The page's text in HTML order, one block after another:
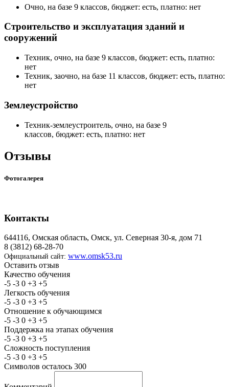
Очно, на базе 9 классов, бюджет: есть, платно: нет
Строительство и эксплуатация зданий и
сооружений
Техник, очно, на базе 9 классов, бюджет: есть, платно:
нет
Техник, заочно, на базе 11 классов, бюджет: есть, платно:
нет
Землеустройство
Техник-землеустроитель, очно, на базе 9
классов, бюджет: есть, платно: нет
Отзывы
Фотогалерея
Контакты
644116, Омская область, Омск, ул. Северная 30-я, дом 71
8 (3812) 68-28-70
Официальный сайт: www.omsk53.ru
Оставить отзыв
Качество обучения
-5 -3 0 +3 +5
Легкость обучения
-5 -3 0 +3 +5
Отношение к обучающимся
-5 -3 0 +3 +5
Поддержка на этапах обучения
-5 -3 0 +3 +5
Сложность поступления
-5 -3 0 +3 +5
Символов осталось 300